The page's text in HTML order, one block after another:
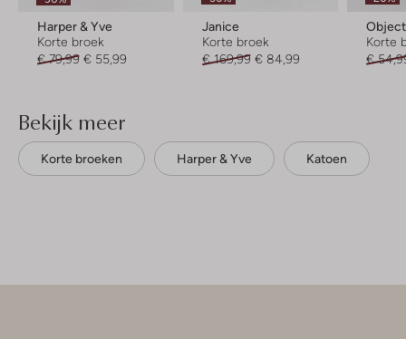
Harper & Yve
Korte broek
€ 79,99 € 55,99
Janice
Korte broek
€ 169,99 € 84,99
Object
Korte
€
Bekijk meer
Korte broeken Harper & Yve Katoen